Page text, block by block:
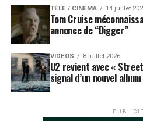
TÉLÉ / CINÉMA 14 juillet
Tom Cruise
annonce de “Digger”
VIDEOS 8 juillet 2026
U2 revient avec «
signal d’un nouvel